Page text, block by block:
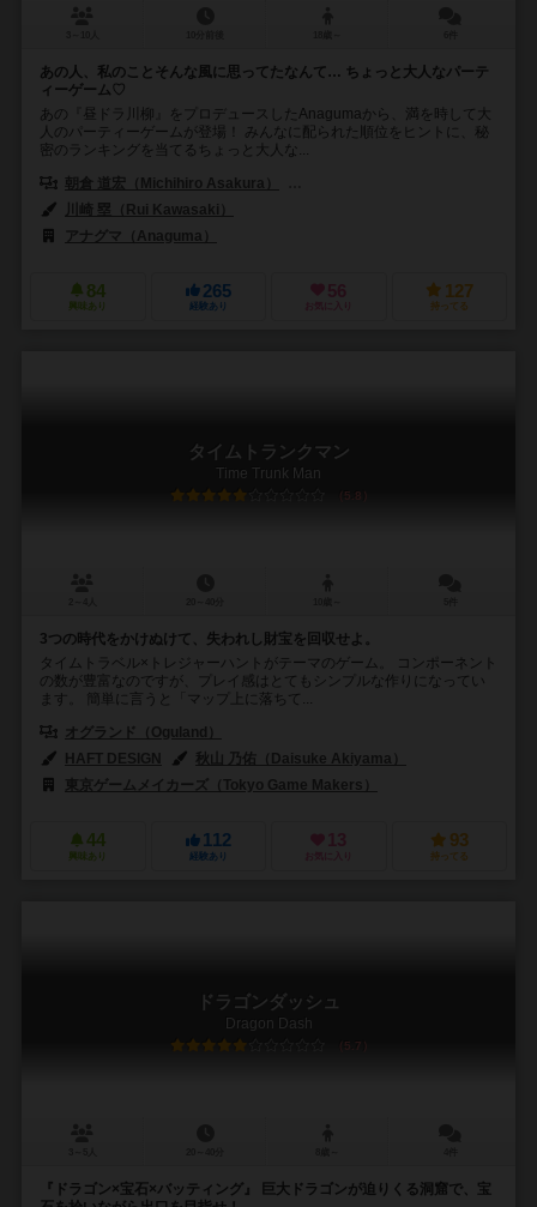
あの人、私のことそんな風に思ってたなんて… ちょっと大人なパーテ
ィーゲーム♡
あの『昼ドラ川柳』をプロデュースしたAnagumaから、満を時して大
人のパーティーゲームが登場！ みんなに配られた順位をヒントに、秘
密のランキングを当てるちょっと大人な...
朝倉 道宏（Michihiro Asakura）
川崎 塁（Rui Kawasaki）
アナグマ（Anaguma）
84
興味あり
265
経験あり
56
お気に入り
127
持ってる
タイムトランクマン
Time Trunk Man
5.8
3つの時代をかけぬけて、失われし財宝を回収せよ。
タイムトラベル×トレジャーハントがテーマのゲーム。 コンポーネント
の数が豊富なのですが、プレイ感はとてもシンプルな作りになってい
ます。 簡単に言うと「マップ上に落ちて...
オグランド（Oguland）
HAFT DESIGN
秋山 乃佑（Daisuke Akiyama）
東京ゲームメイカーズ（Tokyo Game Makers）
44
興味あり
112
経験あり
13
お気に入り
93
持ってる
ドラゴンダッシュ
Dragon Dash
5.7
『ドラゴン×宝石×バッティング』 巨大ドラゴンが迫りくる洞窟で、宝